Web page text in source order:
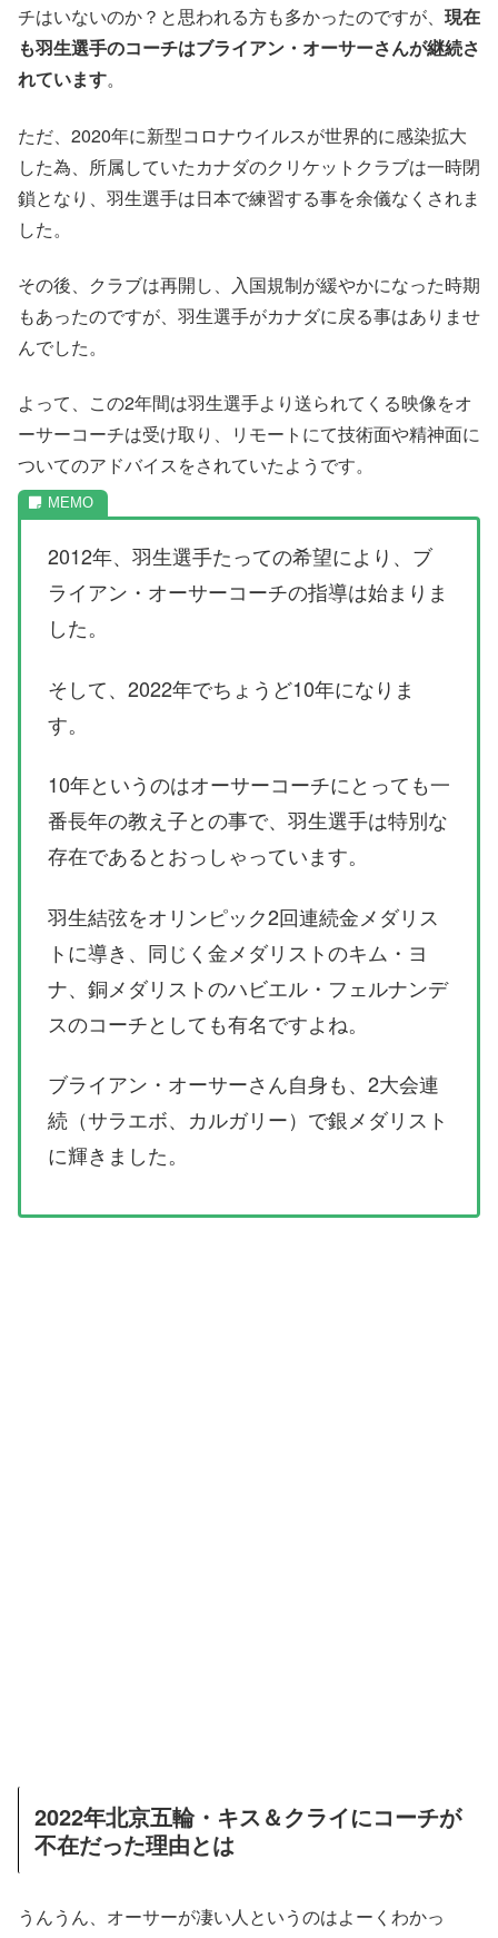
チはいないのか？と思われる方も多かったのですが、 現在
も羽生選手のコーチはブライアン・オーサーさんが継続さ
れています。
ただ、2020年に新型コロナウイルスが世界的に感染拡大
した為、所属していたカナダのクリケットクラブは一時閉
鎖となり、羽生選手は日本で練習する事を余儀なくされま
した。
その後、クラブは再開し、入国規制が緩やかになった時期
もあったのですが、羽生選手がカナダに戻る事はありませ
んでした。
よって、この2年間は羽生選手より送られてくる映像をオ
ーサーコーチは受け取り、リモートにて技術面や精神面に
ついてのアドバイスをされていたようです。
2012年、羽生選手たっての希望により、ブ
ライアン・オーサーコーチの指導は始まりま
した。
そして、2022年でちょうど10年になりま
す。
10年というのはオーサーコーチにとっても一
番長年の教え子との事で、羽生選手は特別な
存在であるとおっしゃっています。
羽生結弦をオリンピック2回連続金メダリス
トに導き、同じく金メダリストのキム・ヨ
ナ、銅メダリストのハビエル・フェルナンデ
スのコーチとしても有名ですよね。
ブライアン・オーサーさん自身も、2大会連
続（サラエボ、カルガリー）で銀メダリスト
に輝きました。
2022年北京五輪・キス＆クライにコーチが
不在だった理由とは
うんうん、オーサーが凄い人というのはよーくわかっ